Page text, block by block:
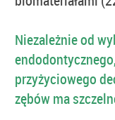
Niezależnie od
przyżyciowego
zębów ma